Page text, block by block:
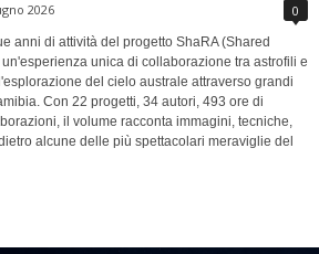
2026 0
anni di attività del progetto ShaRA (Shared
unica di collaborazione tra astrofili e
del cielo australe attraverso grandi
Con 22 progetti, 34 autori, 493 ore di
il volume racconta immagini, tecniche,
alcune delle più spettacolari meraviglie del